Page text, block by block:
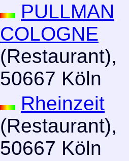
PULLMAN
COLOGNE
(Restaurant),
50667 Köln
Rheinzeit
(Restaurant),
50667 Köln